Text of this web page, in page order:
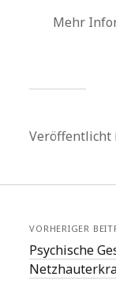
Mehr
Veröffentlicht
VORHERIGER
Psychische